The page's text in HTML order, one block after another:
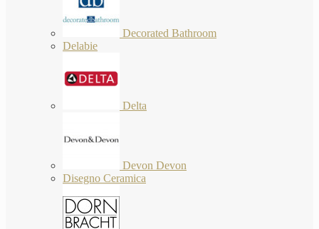
Decorated Bathroom
Delabie
Delta
Devon Devon
Disegno Ceramica